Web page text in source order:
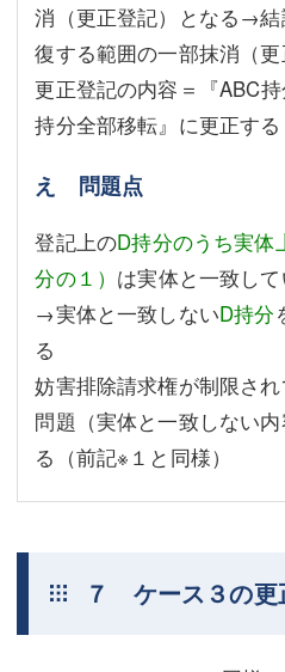
消（更正登記）となる→結
復する範囲の一部抹消（更
更正登記の内容＝『ABC
持分全部移転』に更正する
え 問題点
登記上のD持分のうち実体
分の１） は実体と一致し
→実体と一致しないD持分
る
妨害排除請求権が制限さ
問題（実体と一致しない
る（前記※１と同様）
７ ケース３の更